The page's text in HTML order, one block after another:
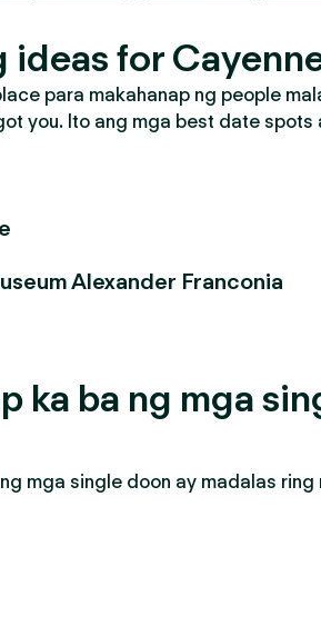
ideas for
para makahanap ng people
you. Ito ang mga best date spots
Alexander Franconia
ka ba ng mga
mga single doon ay madalas ring